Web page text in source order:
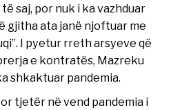
saj, por nuk i ka vazhduar
gjitha ata janë njoftuar me
I pyetur rreth arsyeve që
e kontratës, Mazreku
shkaktuar pandemia.
tjetër në vend pandemia i